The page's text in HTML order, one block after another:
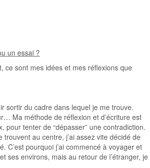
un essai ?
ce sont mes idées et mes réflexions que
sortir du cadre dans lequel je me trouve.
Ma méthode de réflexion et d’écriture est
pour tenter de “dépasser” une contradiction.
au centre, j’ai assez vite décidé de
C’est pourquoi j’ai commencé à voyager et
ses environs, mais au retour de l’étranger, je